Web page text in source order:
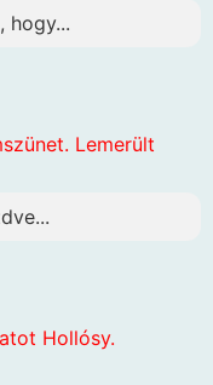
hogy...
Lemerült
Hollósy.